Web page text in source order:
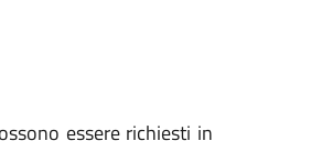
essere richiesti in